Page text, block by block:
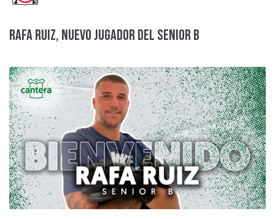
Rafa Ruiz, nuevo jugador del Senior B